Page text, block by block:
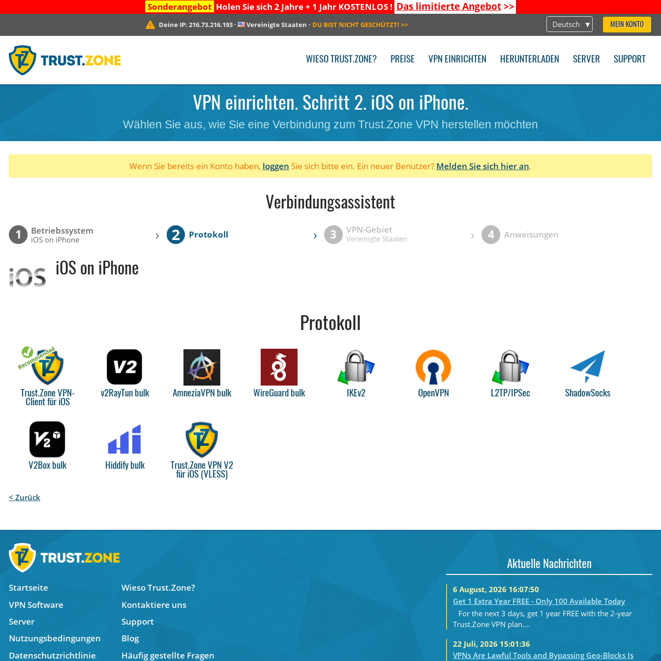
Sonderangebot Holen Sie sich 2 Jahre + 1 Jahr KOSTENLOS ! Das limitierte Angebot>>
Deutsch MEIN KONTO
Deine IP: 216.73.216.193· Vereinigte Staaten · DU BIST NICHT GESCHÜTZT! >>
WIESO TRUST.ZONE? PREISE VPN EINRICHTEN HERUNTERLADEN SERVER SUPPORT
VPN einrichten. Schritt 2. iOS on iPhone.
Wählen Sie aus, wie Sie eine Verbindung zum Trust.Zone VPN herstellen möchten
Wenn Sie bereits ein Konto haben, loggen Sie sich bitte ein. Ein neuer Benutzer? Melden Sie sich hier an.
Verbindungsassistent
1 Betriebssystem
iOS on iPhone › 2 Protokoll › 3 VPN-Gebiet
Vereinigte Staaten › 4 Anweisungen
iOS on iPhone
Protokoll
Trust.Zone VPN-
Client für iOS
v2RayTun bulk AmneziaVPN bulk WireGuard bulk IKEv2 OpenVPN L2TP/IPSec ShadowSocks
V2Box bulk Hiddify bulk
Trust.Zone VPN V2
für iOS (VLESS)
< Zurück
Startseite
Wieso Trust.Zone?
VPN Software
Kontaktiere uns
Server
Support
Nutzungsbedingungen
Blog
Datenschutzrichtlinie
Häufig gestellte Fragen
Aktuelle Nachrichten
6 August, 2026 16:07:50
Get 1 Extra Year FREE - Only 100 Available Today
For the next 3 days, get 1 year FREE with the 2-year
Trust.Zone VPN plan....
22 Juli, 2026 15:01:36
VPNs Are Lawful Tools and Bypassing Geo-Blocks Is